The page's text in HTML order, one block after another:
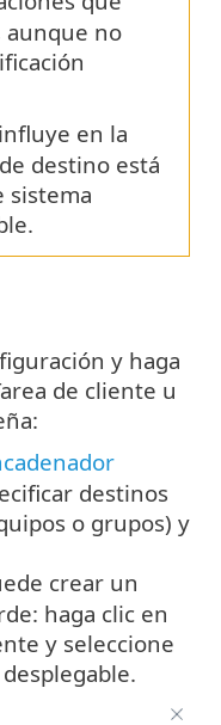
no
en la
destino está
sistema
y haga
de cliente u
destinos
o grupos) y
crear un
haga clic en
y seleccione